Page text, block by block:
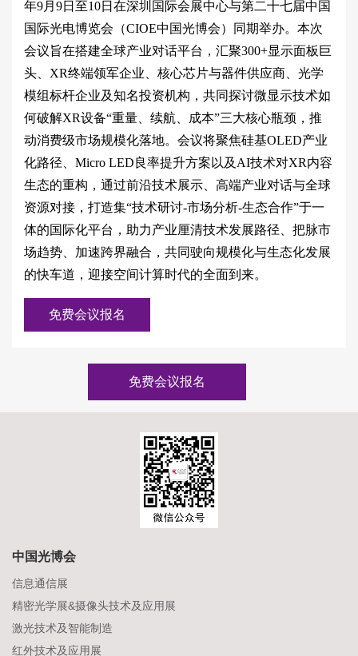
年9月9日至10日在深圳国际会展中心与第二十七届中国
国际光电博览会（CIOE中国光博会）同期举办。本次
会议旨在搭建全球产业对话平台，汇聚300+显示面板巨
头、XR终端领军企业、核心芯片与器件供应商、光学
模组标杆企业及知名投资机构，共同探讨微显示技术如
何破解XR设备“重量、续航、成本”三大核心瓶颈，推
动消费级市场规模化落地。会议将聚焦硅基OLED产业
化路径、Micro LED良率提升方案以及AI技术对XR内容
生态的重构，通过前沿技术展示、高端产业对话与全球
资源对接，打造集“技术研讨-市场分析-生态合作”于一
体的国际化平台，助力产业厘清技术发展路径、把脉市
场趋势、加速跨界融合，共同驶向规模化与生态化发展
的快车道，迎接空间计算时代的全面到来。
免费会议报名
免费会议报名
中国光博会
信息通信展
精密光学展&摄像头技术及应用展
激光技术及智能制造
红外技术及应用展